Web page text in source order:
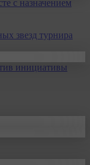
с назначением
звезд турнира
инициативы